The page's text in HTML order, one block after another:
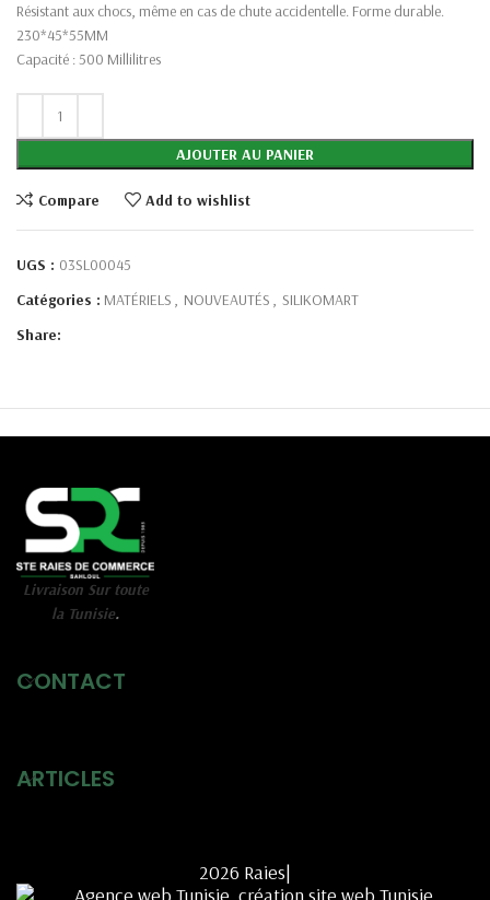
Résistant aux chocs, même en cas de chute accidentelle. Forme durable.
230*45*55MM
Capacité : 500 Millilitres
AJOUTER AU PANIER
Compare Add to wishlist
UGS : 03SL00045
Catégories : MATÉRIELS , NOUVEAUTÉS , SILIKOMART
Share:
Livraison Sur toute
la Tunisie.
CONTACT
ARTICLES
2026 Raies|